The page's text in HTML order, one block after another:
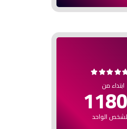
ابتداء من
الواحد